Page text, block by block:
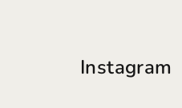
Instagram